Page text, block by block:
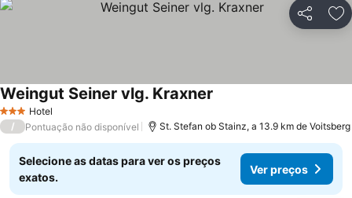
Partilhar
3 EstrelasHotel
Weingut Seiner vlg. Kraxner
/ Pontuação não disponível St. Stefan ob Stainz, a 13.9 km de Voitsberg
Selecione as datas para ver os preços
exatos.
Ver preços